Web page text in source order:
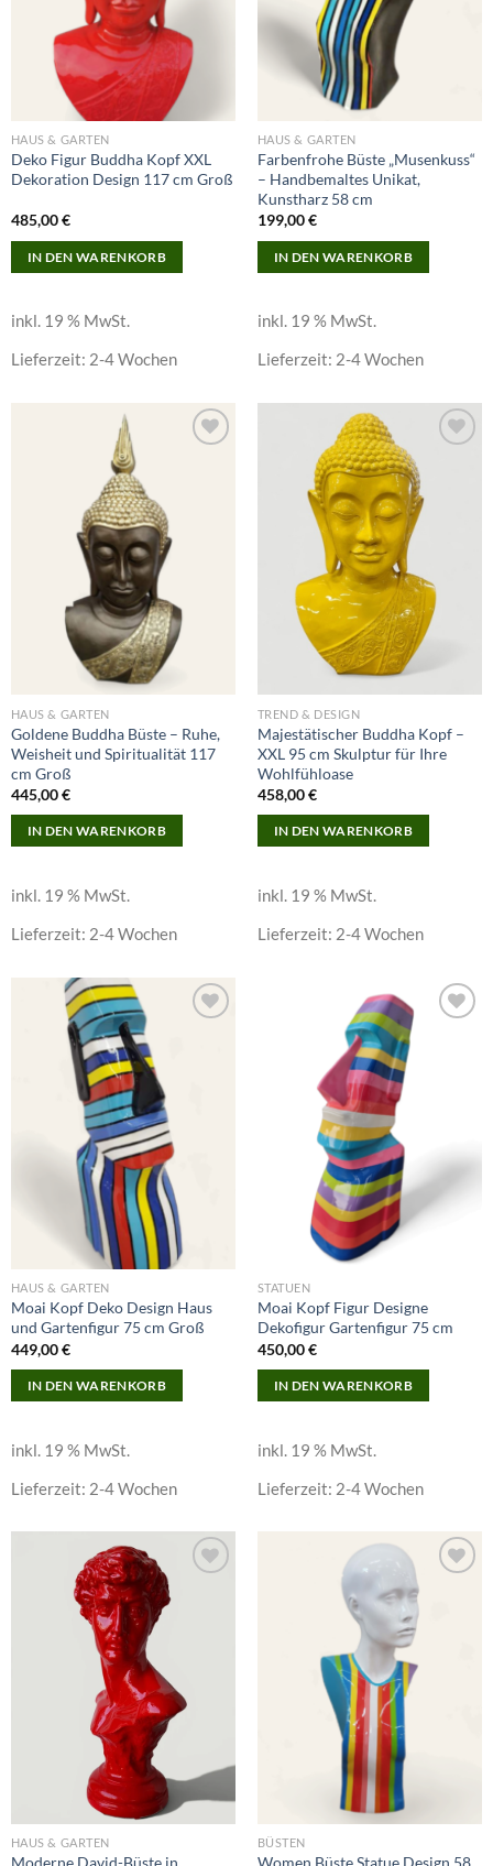
HAUS & GARTEN
Deko Figur Buddha Kopf XXL
Dekoration Design 117 cm Groß
485,00€
IN DEN WARENKORB
inkl. 19 % MwSt.
Lieferzeit: 2-4 Wochen
HAUS & GARTEN
Farbenfrohe Büste „Musenkuss“
– Handbemaltes Unikat,
Kunstharz 58 cm
199,00€
IN DEN WARENKORB
inkl. 19 % MwSt.
Lieferzeit: 2-4 Wochen
HAUS & GARTEN
Goldene Buddha Büste – Ruhe,
Weisheit und Spiritualität 117
cm Groß
445,00€
IN DEN WARENKORB
inkl. 19 % MwSt.
Lieferzeit: 2-4 Wochen
TREND & DESIGN
Majestätischer Buddha Kopf –
XXL 95 cm Skulptur für Ihre
Wohlfühloase
458,00€
IN DEN WARENKORB
inkl. 19 % MwSt.
Lieferzeit: 2-4 Wochen
HAUS & GARTEN
Moai Kopf Deko Design Haus
und Gartenfigur 75 cm Groß
449,00€
IN DEN WARENKORB
inkl. 19 % MwSt.
Lieferzeit: 2-4 Wochen
STATUEN
Moai Kopf Figur Designe
Dekofigur Gartenfigur 75 cm
450,00€
IN DEN WARENKORB
inkl. 19 % MwSt.
Lieferzeit: 2-4 Wochen
HAUS & GARTEN BÜSTEN